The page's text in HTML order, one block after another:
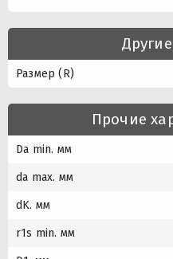
Размер (R)
Прочие
Da min. мм
da max. мм
dK. мм
r1s min. мм